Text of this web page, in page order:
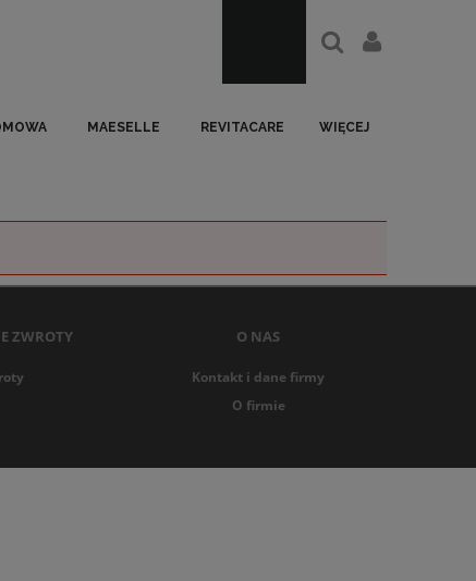
MAESELLE REVITACARE WIĘCEJ
ZWROTY O NAS
Kontakt i dane firmy
O firmie